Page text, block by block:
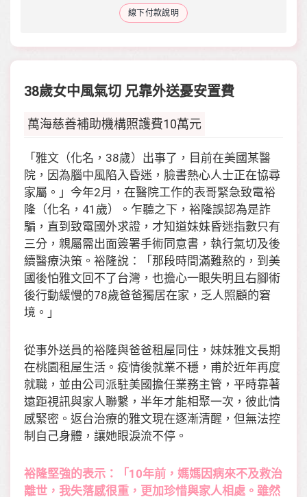
線下付款說明
38歲女中風氣切 兄靠外送憂安置費
萬海慈善補助機構照護費10萬元
「雅文（化名，38歲）出事了，目前在美國某醫
院，因為腦中風陷入昏迷，臉書熱心人士正在協尋
家屬。」今年2月，在醫院工作的表哥緊急致電裕
隆（化名，41歲）。乍聽之下，裕隆誤認為是詐
騙，直到致電國外求證，才知道妹妹昏迷指數只有
三分，親屬需出面簽署手術同意書，執行氣切及後
續醫療決策。裕隆說：「那段時間滿難熬的，到美
國後怕雅文回不了台灣，也擔心一眼失明且右腳術
後行動緩慢的78歲爸爸獨居在家，乏人照顧的窘
境。」
從事外送員的裕隆與爸爸租屋同住，妹妹雅文長期
在桃園租屋生活。疫情後就業不穩，甫於近年再度
就職，並由公司派駐美國擔任業務主管，平時靠著
遠距視訊與家人聯繫，半年才能相聚一次，彼此情
感緊密。返台治療的雅文現在逐漸清醒，但無法控
制自己身體，讓她眼淚流不停。
裕隆堅強的表示：「10年前，媽媽因病來不及救治
離世，我失落感很重，更加珍惜與家人相處。雖然